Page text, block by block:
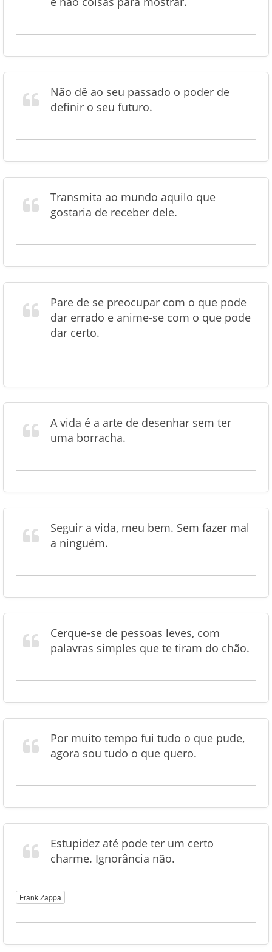
Não dê ao seu passado o poder de
definir o seu futuro.
Transmita ao mundo aquilo que
gostaria de receber dele.
Pare de se preocupar com o que pode
dar errado e anime-se com o que pode
dar certo.
A vida é a arte de desenhar sem ter
uma borracha.
Seguir a vida, meu bem. Sem fazer mal
a ninguém.
Cerque-se de pessoas leves, com
palavras simples que te tiram do chão.
Por muito tempo fui tudo o que pude,
agora sou tudo o que quero.
Estupidez até pode ter um certo
charme. Ignorância não.
Frank Zappa